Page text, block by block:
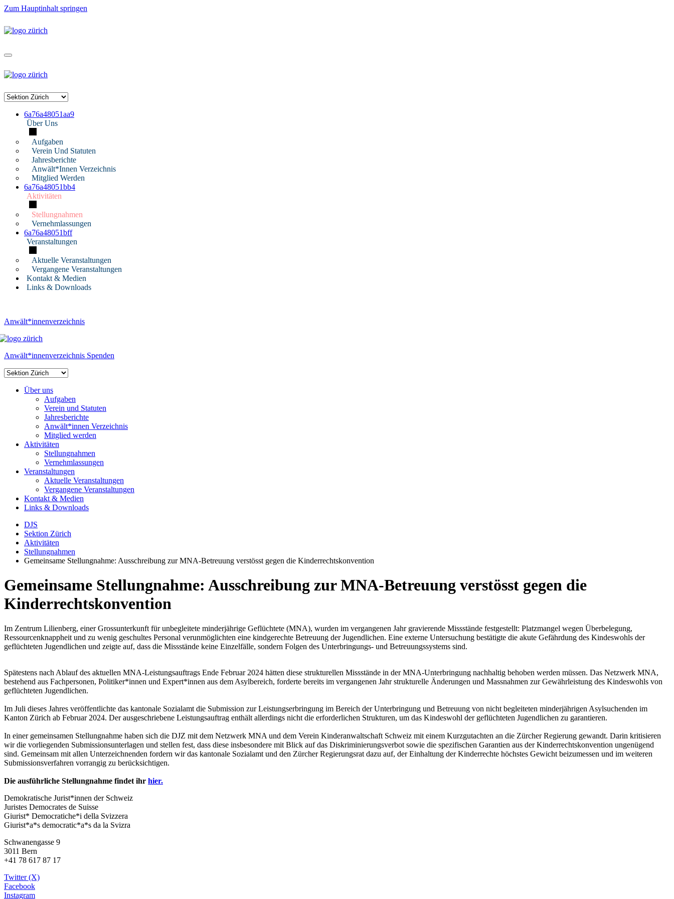
Zum Hauptinhalt springen
6a76a48051aa9
Über Uns
Aufgaben
Verein Und Statuten
Jahresberichte
Anwält*innen Verzeichnis
Mitglied Werden
6a76a48051bb4
Aktivitäten
Stellungnahmen
Vernehmlassungen
6a76a48051bff
Veranstaltungen
Aktuelle Veranstaltungen
Vergangene Veranstaltungen
Kontakt & Medien
Links & Downloads
Anwält*innenverzeichnis
Anwält*innenverzeichnis Spenden
Über uns
Aufgaben
Verein und Statuten
Jahresberichte
Anwält*innen Verzeichnis
Mitglied werden
Aktivitäten
Stellungnahmen
Vernehmlassungen
Veranstaltungen
Aktuelle Veranstaltungen
Vergangene Veranstaltungen
Kontakt & Medien
Links & Downloads
DJS
Sektion Zürich
Aktivitäten
Stellungnahmen
Gemeinsame Stellungnahme: Ausschreibung zur MNA-Betreuung verstösst gegen die Kinderrechtskonvention
Gemeinsame Stellungnahme: Ausschreibung zur MNA-Betreuung verstösst gegen die
Kinderrechtskonvention
Im Zentrum Lilienberg, einer Grossunterkunft für unbegleitete minderjährige Geflüchtete (MNA), wurden im vergangenen Jahr gravierende Missstände festgestellt: Platzmangel wegen Überbelegung,
Ressourcenknappheit und zu wenig geschultes Personal verunmöglichten eine kindgerechte Betreuung der Jugendlichen. Eine externe Untersuchung bestätigte die akute Gefährdung des Kindeswohls der
geflüchteten Jugendlichen und zeigte auf, dass die Missstände keine Einzelfälle, sondern Folgen des Unterbringungs- und Betreuungssystems sind.
Spätestens nach Ablauf des aktuellen MNA-Leistungsauftrags Ende Februar 2024 hätten diese strukturellen Missstände in der MNA-Unterbringung nachhaltig behoben werden müssen. Das Netzwerk MNA,
bestehend aus Fachpersonen, Politiker*innen und Expert*innen aus dem Asylbereich, forderte bereits im vergangenen Jahr strukturelle Änderungen und Massnahmen zur Gewährleistung des Kindeswohls von
geflüchteten Jugendlichen.
Im Juli dieses Jahres veröffentlichte das kantonale Sozialamt die Submission zur Leistungserbringung im Bereich der Unterbringung und Betreuung von nicht begleiteten minderjährigen Asylsuchenden im
Kanton Zürich ab Februar 2024. Der ausgeschriebene Leistungsauftrag enthält allerdings nicht die erforderlichen Strukturen, um das Kindeswohl der geflüchteten Jugendlichen zu garantieren.
In einer gemeinsamen Stellungnahme haben sich die DJZ mit dem Netzwerk MNA und dem Verein Kinderanwaltschaft Schweiz mit einem Kurzgutachten an die Zürcher Regierung gewandt. Darin kritisieren
wir die vorliegenden Submissionsunterlagen und stellen fest, dass diese insbesondere mit Blick auf das Diskriminierungsverbot sowie die spezifischen Garantien aus der Kinderrechtskonvention ungenügend
sind. Gemeinsam mit allen Unterzeichnenden fordern wir das kantonale Sozialamt und den Zürcher Regierungsrat dazu auf, der Einhaltung der Kinderrechte höchstes Gewicht beizumessen und im weiteren
Submissionsverfahren vorrangig zu berücksichtigen.
Die ausführliche Stellungnahme findet ihr hier.
Demokratische Jurist*innen der Schweiz
Juristes Democrates de Suisse
Giurist* Democratiche*i della Svizzera
Giurist*a*s democratic*a*s da la Svizra
Schwanengasse 9
3011 Bern
+41 78 617 87 17
Twitter (X)
Facebook
Instagram